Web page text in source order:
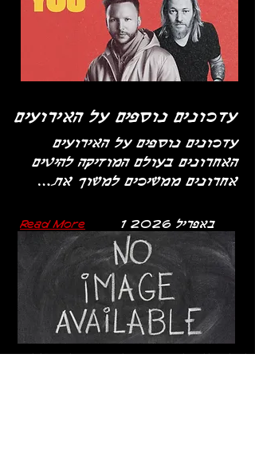
עדכונים נוספים על האירועים
עדכונים נוספים על האירועים
האחרונים בעולם המוזיקה להיטים
אחרונים ממשיכים למשוך את...
1 באפריל 2026 Read More
לשאלות כלליות ולהגשת מאמר או להציע רעיון, שלחו דוא"ל לכתובת